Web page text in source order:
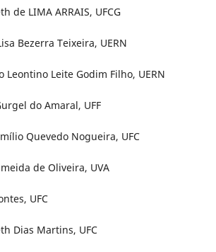
de LIMA ARRAIS, UFCG
Bezerra Teixeira, UERN
Leontino Leite Godim Filho, UERN
do Amaral, UFF
Quevedo Nogueira, UFC
de Oliveira, UVA
UFC
Dias Martins, UFC